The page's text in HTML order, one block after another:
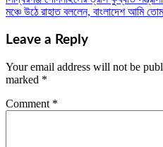
navigation
মঞ্চে উঠে রাহাত বললেন, বাংলাদেশ আমি
Leave a Reply
Your email address will not be
marked *
Comment *